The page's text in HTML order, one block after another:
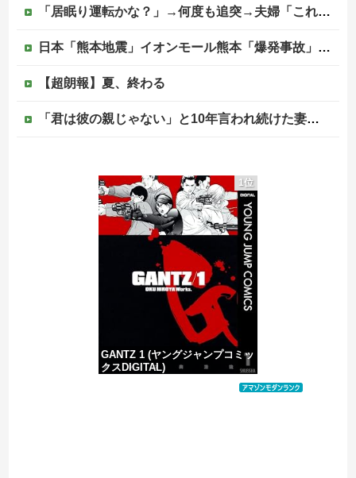
「居眠り運転かな？」→何度も追突→夫婦「これは事故じゃない」と気付く…
日本「熊本地震」イオンモール熊本「爆発事故」女性店員遺族「嘘を言うな！」営業部長「そういうことです（すり替え失敗」ハビタ「部長指示を店長が店員に伝える」→
【超朗報】夏、終わる
「君は彼の親じゃない」と10年言われ続けた妻、ある日から薬の管理も着替えの声かけもやめた
ジャンポケ斎藤と代理人のやりとり、「地獄すぎて完全にコントになってる……」と衝撃を受ける人が続出中
車大手工場にも女性・高齢者…軽作業ラインやスポットワーク
京都の寺がまた燃える「中国人に脅迫されていた」
1位
GANTZ 1 (ヤングジャンプコミッ
クスDIGITAL)
価格：¥100